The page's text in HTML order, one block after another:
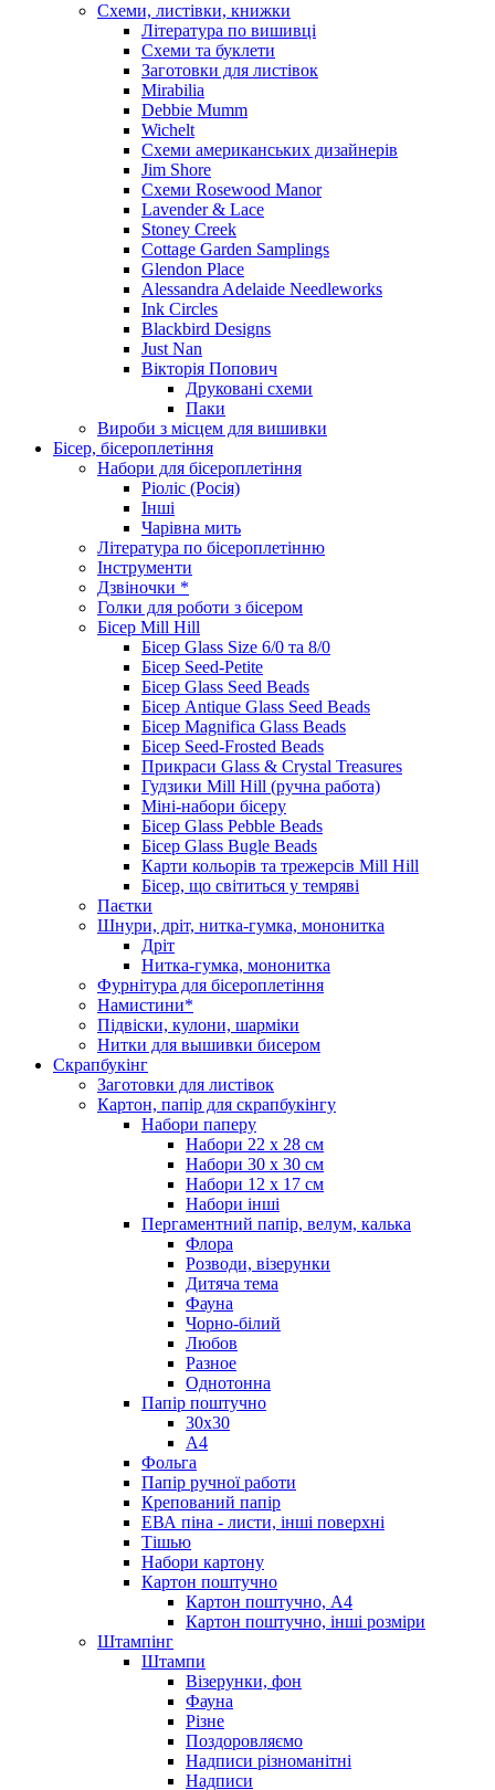
Схеми, листівки, книжки
Література по вишивці
Схеми та буклети
Заготовки для листівок
Mirabilia
Debbie Mumm
Wichelt
Схеми американських дизайнерів
Jim Shore
Cхеми Rosewood Manor
Lavender & Lace
Stoney Creek
Cottage Garden Samplings
Glendon Place
Alessandra Adelaide Needleworks
Ink Circles
Blackbird Designs
Just Nan
Вікторія Попович
Друковані схеми
Паки
Вироби з місцем для вишивки
Бісер, бісероплетіння
Набори для бісероплетіння
Ріоліс (Росія)
Інші
Чарівна мить
Література по бісероплетінню
Інструменти
Дзвіночки *
Голки для роботи з бісером
Бісер Mill Hill
Бісер Glass Size 6/0 та 8/0
Бісер Seed-Petite
Бісер Glass Seed Beads
Бісер Antique Glass Seed Beads
Бісер Magnifica Glass Beads
Бісер Seed-Frosted Beads
Прикраси Glass & Crystal Treasures
Гудзики Mill Hill (ручна работа)
Міні-набори бісеру
Бісер Glass Pebble Beads
Бісер Glass Bugle Beads
Карти кольорів та трежерсів Mill Hill
Бісер, що світиться у темряві
Паєтки
Шнури, дріт, нитка-гумка, мононитка
Дріт
Нитка-гумка, мононитка
Фурнітура для бісероплетіння
Намистини*
Підвіски, кулони, шарміки
Нитки для вышивки бисером
Скрапбукінг
Заготовки для листівок
Картон, папір для скрапбукінгу
Набори паперу
Набори 22 х 28 см
Набори 30 х 30 см
Набори 12 х 17 см
Набори інші
Пергаментний папір, велум, калька
Флора
Розводи, візерунки
Дитяча тема
Фауна
Чорно-білий
Любов
Разное
Однотонна
Папір поштучно
30х30
А4
Фольга
Папір ручної работи
Крепований папір
ЕВА піна - листи, інші поверхні
Тішью
Набори картону
Картон поштучно
Картон поштучно, А4
Картон поштучно, інші розміри
Штампінг
Штампи
Візерунки, фон
Фауна
Різне
Поздоровляємо
Надписи різноманітні
Надписи